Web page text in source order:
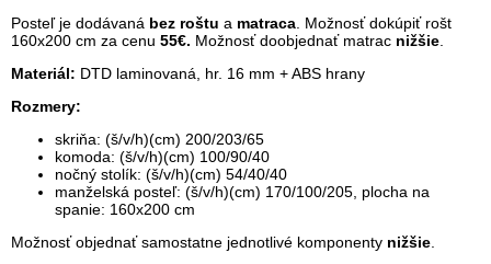
Posteľ je dodávaná bez roštu a matraca . Možnosť dokúpiť rošt
160x200 cm za cenu 55€. Možnosť doobjednať matrac nižšie
Materiál: DTD laminovaná, hr. 16 mm + ABS hrany
Rozmery:
skriňa: (š/v/h)(cm) 200/203/65
komoda: (š/v/h)(cm) 100/90/40
nočný stolík: (š/v/h)(cm) 54/40/40
manželská posteľ: (š/v/h)(cm) 170/100/205, plocha na
spanie: 160x200 cm
Možnosť objednať samostatne jednotlivé komponenty nižšie